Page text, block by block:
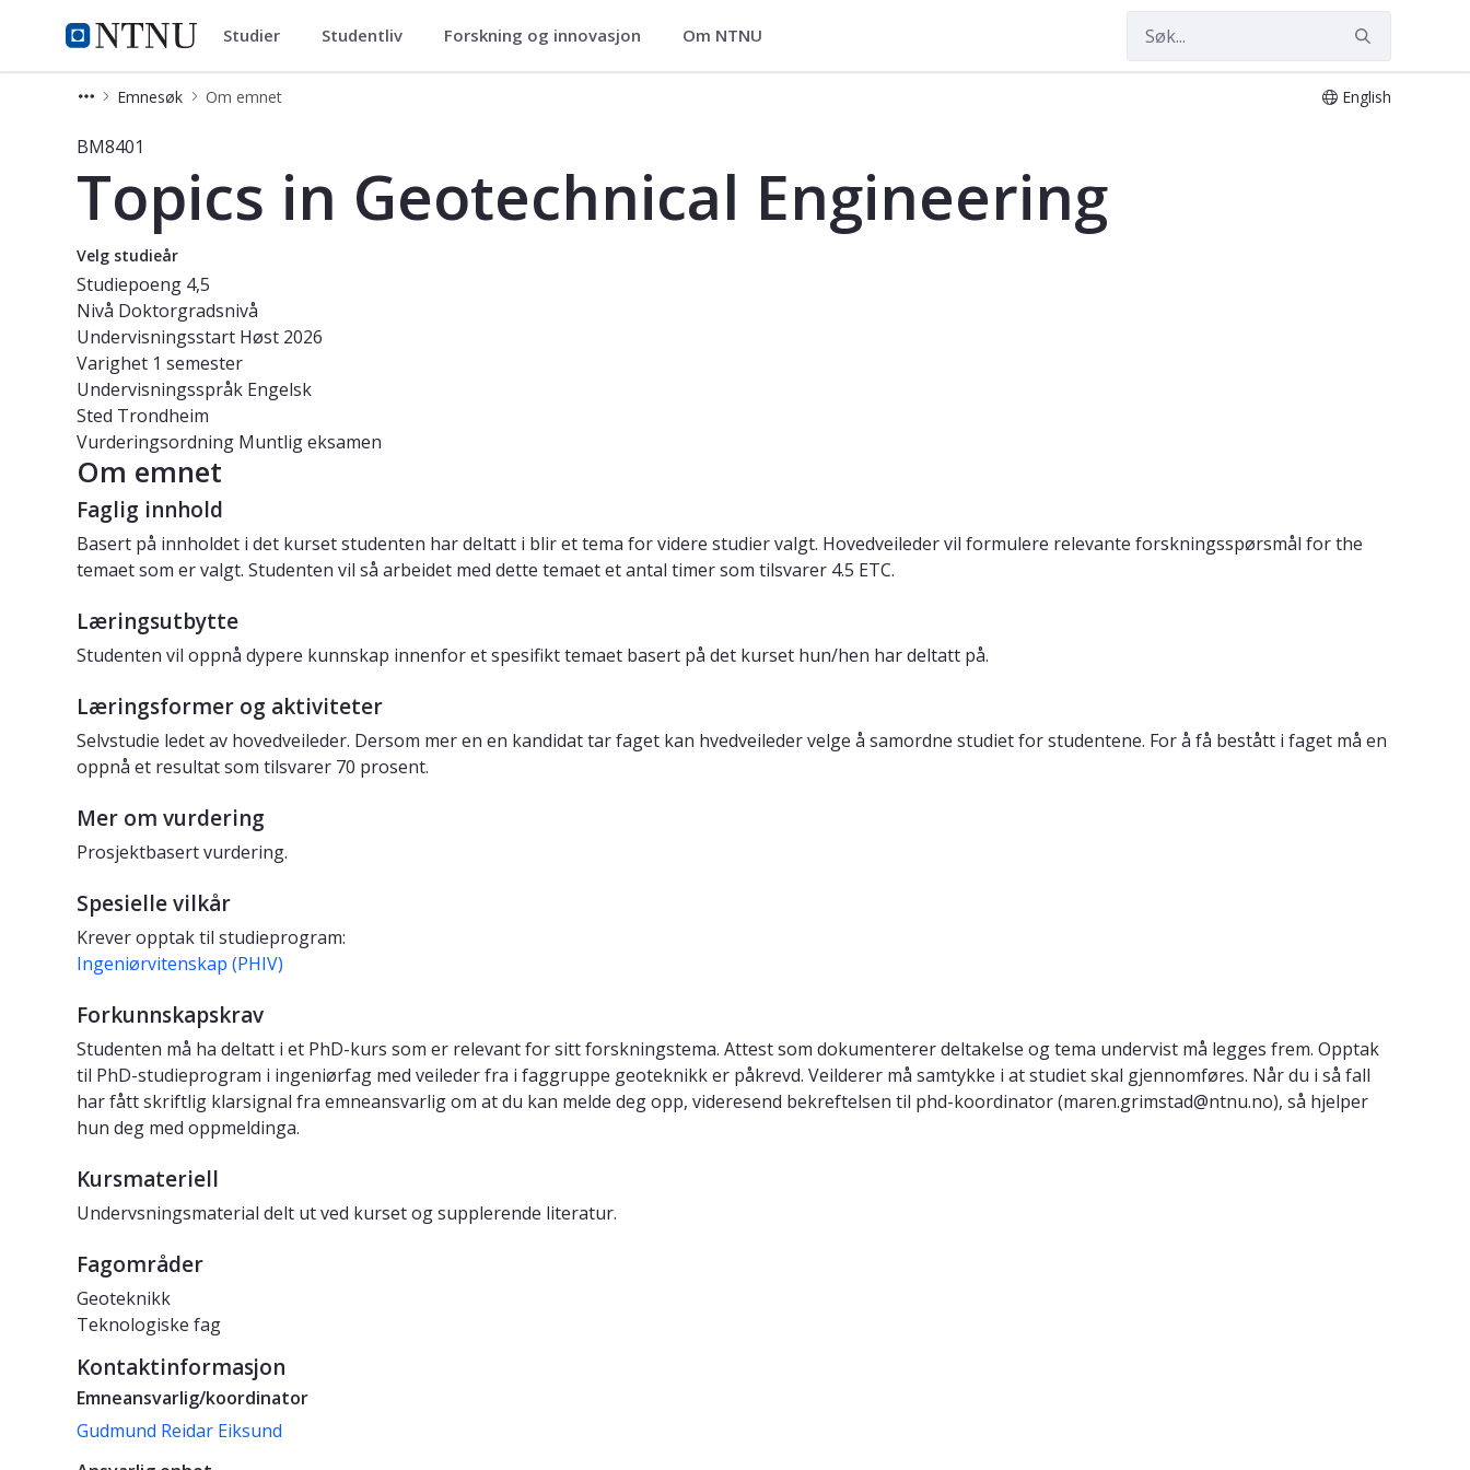
NTNU Hjemmeside
Studier Studier Studentliv Forskning og innovasjon Om NTNU
Emnesøk Om emnet English
Emne - Topics in Geotechnical Engineering - BM8401
BM8401
Topics in Geotechnical Engineering
Velg studieår
Studiepoeng 4,5
Nivå Doktorgradsnivå
Undervisningsstart Høst 2026
Varighet 1 semester
Undervisningsspråk Engelsk
Sted Trondheim
Vurderingsordning Muntlig eksamen
Om emnet
Faglig innhold
Basert på innholdet i det kurset studenten har deltatt i blir et tema for videre studier valgt. Hovedveileder vil formulere relevante forskningsspørsmål for the
temaet som er valgt. Studenten vil så arbeidet med dette temaet et antal timer som tilsvarer 4.5 ETC.
Læringsutbytte
Studenten vil oppnå dypere kunnskap innenfor et spesifikt temaet basert på det kurset hun/hen har deltatt på.
Læringsformer og aktiviteter
Selvstudie ledet av hovedveileder. Dersom mer en en kandidat tar faget kan hvedveileder velge å samordne studiet for studentene. For å få bestått i faget må en
oppnå et resultat som tilsvarer 70 prosent.
Mer om vurdering
Prosjektbasert vurdering.
Spesielle vilkår
Krever opptak til studieprogram:
Ingeniørvitenskap (PHIV)
Forkunnskapskrav
Studenten må ha deltatt i et PhD-kurs som er relevant for sitt forskningstema. Attest som dokumenterer deltakelse og tema undervist må legges frem. Opptak
til PhD-studieprogram i ingeniørfag med veileder fra i faggruppe geoteknikk er påkrevd. Veilderer må samtykke i at studiet skal gjennomføres. Når du i så fall
har fått skriftlig klarsignal fra emneansvarlig om at du kan melde deg opp, videresend bekreftelsen til phd-koordinator (maren.grimstad@ntnu.no), så hjelper
hun deg med oppmeldinga.
Kursmateriell
Undervsningsmaterial delt ut ved kurset og supplerende literatur.
Fagområder
Geoteknikk
Teknologiske fag
Kontaktinformasjon
Emneansvarlig/koordinator
Gudmund Reidar Eiksund